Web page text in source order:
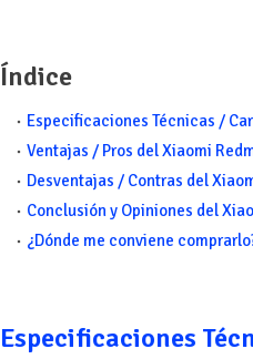
Índice
Especificaciones Técnicas /
Ventajas / Pros del Xiaomi
Desventajas / Contras del
Conclusión y Opiniones del
¿Dónde me conviene
Especificaciones